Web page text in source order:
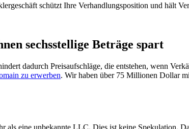
schützt Ihre Verhandlungsposition und hält
sechsstellige Beträge spart
dadurch Preisaufschläge, die entstehen, wenn
zu erwerben. Wir haben über 75 Millionen Dollar